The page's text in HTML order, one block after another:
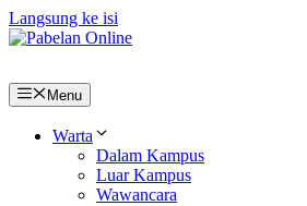
Langsung ke isi
Menu
Warta
Dalam Kampus
Luar Kampus
Wawancara